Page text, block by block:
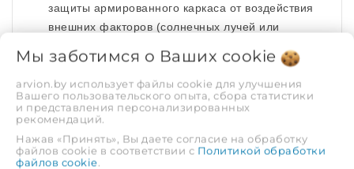
защиты армированного каркаса от воздействия
внешних факторов (солнечных лучей или
Присоединительными элементами резинового
компенсатора или гибкой вставки является стальные
фланцы. Отверстия фланца соответствуют ГОСТу
12815-80.
Мы заботимся о Ваших cookie
arvion.by использует файлы cookie для улучшения
Вашего пользовательского опыта, сбора статистики
и представления персонализированных
рекомендаций.
Нажав «Принять», Вы даете согласие на обработку
файлов cookie в соответствии с Политикой обработки
файлов cookie